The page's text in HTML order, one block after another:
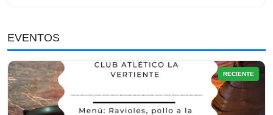
EVENTOS
RECIENTE